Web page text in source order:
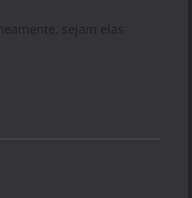
sejam elas